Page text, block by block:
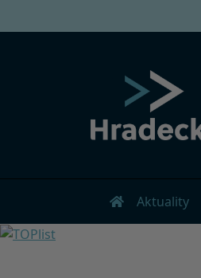
Aktuality